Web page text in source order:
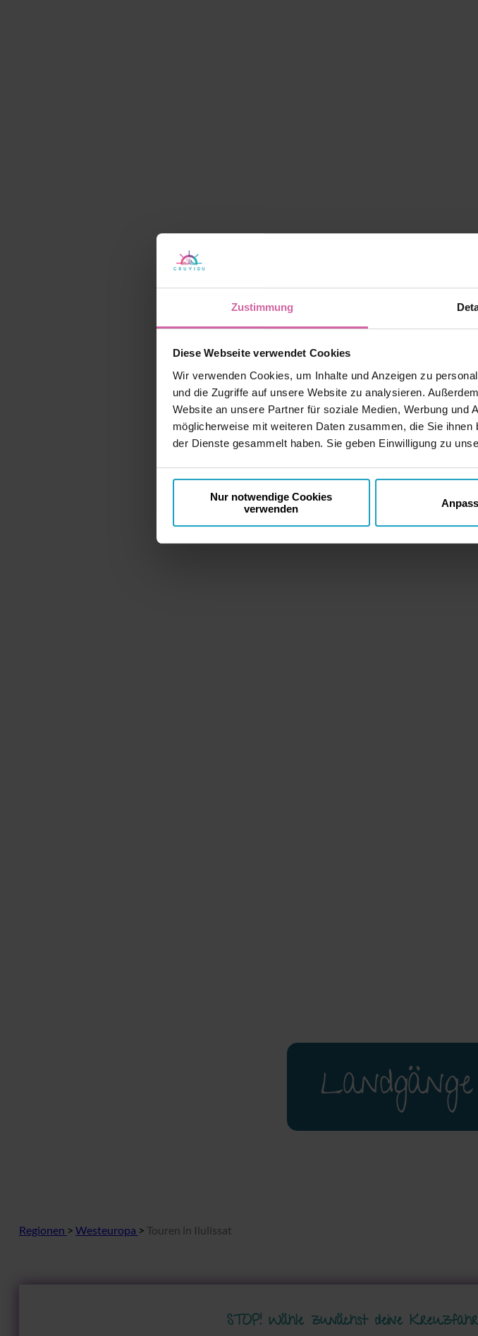
Zustimmung
Diese Webseite verwendet Cookies
Wir verwenden Cookies, um Inhalte und Anzeigen zu
und die Zugriffe auf unsere Website zu analysieren.
Website an unsere Partner für soziale Medien, Werbung und
möglicherweise mit weiteren Daten zusammen, die Sie
der Dienste gesammelt haben. Sie geben Einwilligung zu
Nur notwendige Cookies
verwenden
Regionen > Westeuropa > Touren in Ilulissat
STOP! Wähle zunächst deine